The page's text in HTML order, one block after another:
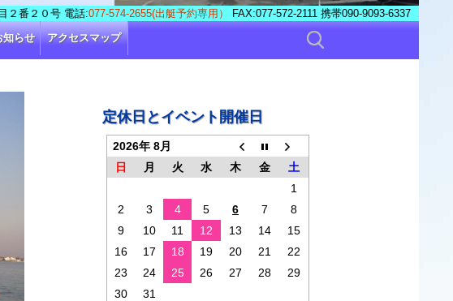
２番２０号 電話:077-574-2655(出艇予約専用） FAX:077-572-2111 携帯090-9093-6337
知らせ アクセスマップ
検
索:
定休日とイベント開催日
2026年 8月
日
月 火 水 木 金
土
1
2
3 4 5 6 7
8
9
10 11 12 13 14
15
16
17 18 19 20 21
22
23
24 25 26 27 28
29
30
31